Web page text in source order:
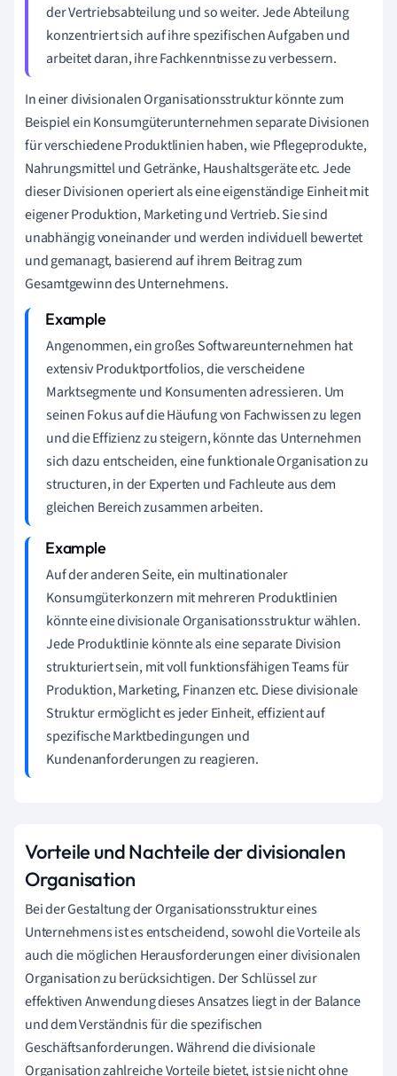
der Vertriebsabteilung und so weiter. Jede Abteilung
konzentriert sich auf ihre spezifischen Aufgaben und
arbeitet daran, ihre Fachkenntnisse zu verbessern.
In einer divisionalen Organisationsstruktur könnte zum
Beispiel ein Konsumgüterunternehmen separate Divisionen
für verschiedene Produktlinien haben, wie Pflegeprodukte,
Nahrungsmittel und Getränke, Haushaltsgeräte etc. Jede
dieser Divisionen operiert als eine eigenständige Einheit mit
eigener Produktion, Marketing und Vertrieb. Sie sind
unabhängig voneinander und werden individuell bewertet
und gemanagt, basierend auf ihrem Beitrag zum
Gesamtgewinn des Unternehmens.
Angenommen, ein großes Softwareunternehmen hat
extensiv Produktportfolios, die verscheidene
Marktsegmente und Konsumenten adressieren. Um
seinen Fokus auf die Häufung von Fachwissen zu legen
und die Effizienz zu steigern, könnte das Unternehmen
sich dazu entscheiden, eine funktionale Organisation zu
structuren, in der Experten und Fachleute aus dem
gleichen Bereich zusammen arbeiten.
Auf der anderen Seite, ein multinationaler
Konsumgüterkonzern mit mehreren Produktlinien
könnte eine divisionale Organisationsstruktur wählen.
Jede Produktlinie könnte als eine separate Division
strukturiert sein, mit voll funktionsfähigen Teams für
Produktion, Marketing, Finanzen etc. Diese divisionale
Struktur ermöglicht es jeder Einheit, effizient auf
spezifische Marktbedingungen und
Kundenanforderungen zu reagieren.
Vorteile und Nachteile der divisionalen
Organisation
Bei der Gestaltung der Organisationsstruktur eines
Unternehmens ist es entscheidend, sowohl die Vorteile als
auch die möglichen Herausforderungen einer divisionalen
Organisation zu berücksichtigen. Der Schlüssel zur
effektiven Anwendung dieses Ansatzes liegt in der Balance
und dem Verständnis für die spezifischen
Geschäftsanforderungen. Während die divisionale
Organisation zahlreiche Vorteile bietet, ist sie nicht ohne